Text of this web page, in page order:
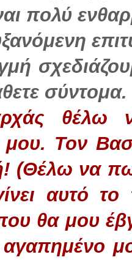
πολύ
σύντομα.
θέλω
μου. Τον
(Θέλω να
αυτό το
θα μου
αγαπημένο